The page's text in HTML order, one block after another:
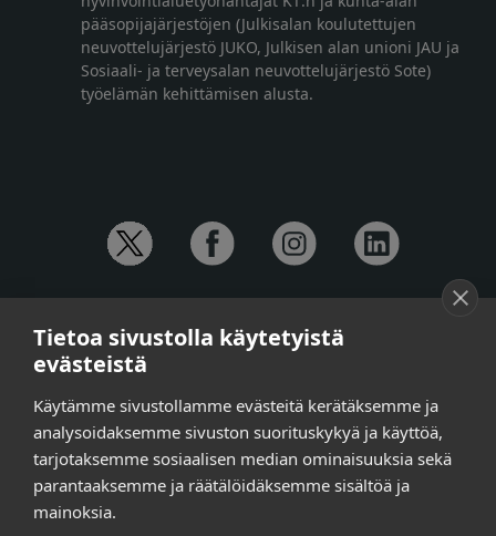
pääsopijajärjestöjen (Julkisalan koulutettujen
neuvottelujärjestö JUKO, Julkisen alan unioni JAU ja
Sosiaali- ja terveysalan neuvottelujärjestö Sote)
työelämän kehittämisen alusta.
Anna-Mari Jaanu, kehittämispäällikkö,
puh. +358 50 572 4620
Henna Honkalo,
viestintäpäällikkö,
puh. +358 50 479 6618
Ilari Raiski, viestintä- ja tapahtumakoordinaattori,
puh. +358 45 130 3832
Susanna Laasio,
Tietoa sivustolla käytetyistä
evästeistä
Käytämme sivustollamme evästeitä kerätäksemme ja
analysoidaksemme sivuston suorituskykyä ja käyttöä,
tarjotaksemme sosiaalisen median ominaisuuksia sekä
parantaaksemme ja räätälöidäksemme sisältöä ja
mainoksia.